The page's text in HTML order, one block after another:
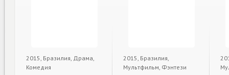
2015, Бразилия, Драма,
Комедия
2015, Бразилия,
Мультфильм, Фэнтези